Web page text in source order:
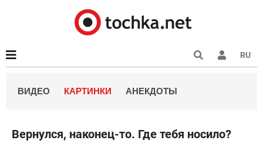
RU
ВИДЕО КАРТИНКИ АНЕКДОТЫ
Вернулся, наконец-то. Где тебя носило?